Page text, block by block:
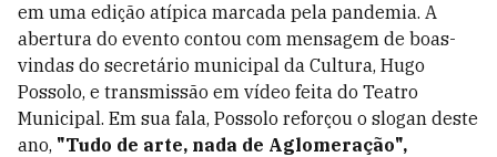
em uma edição atípica marcada pela pandemia. A
abertura do evento contou com mensagem de boas-
vindas do secretário municipal da Cultura, Hugo
Possolo, e transmissão em vídeo feita do Teatro
Municipal. Em sua fala, Possolo reforçou o slogan deste
ano, "Tudo de arte, nada de Aglomeração",